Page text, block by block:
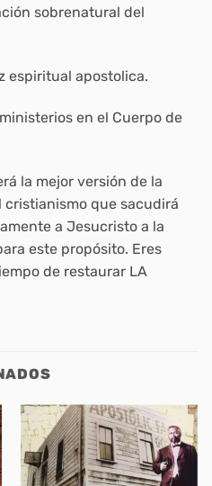
sobrenatural del
espiritual apostolica.
en el Cuerpo de
la mejor versión de la
cristianismo que sacudirá
a Jesucristo a la
este propósito. Eres
de restaurar LA